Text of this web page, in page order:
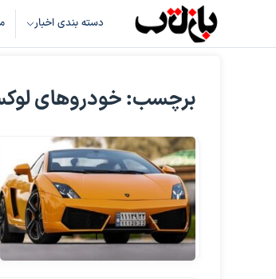
دسته بندی اخبار
برچسب: خودروهای